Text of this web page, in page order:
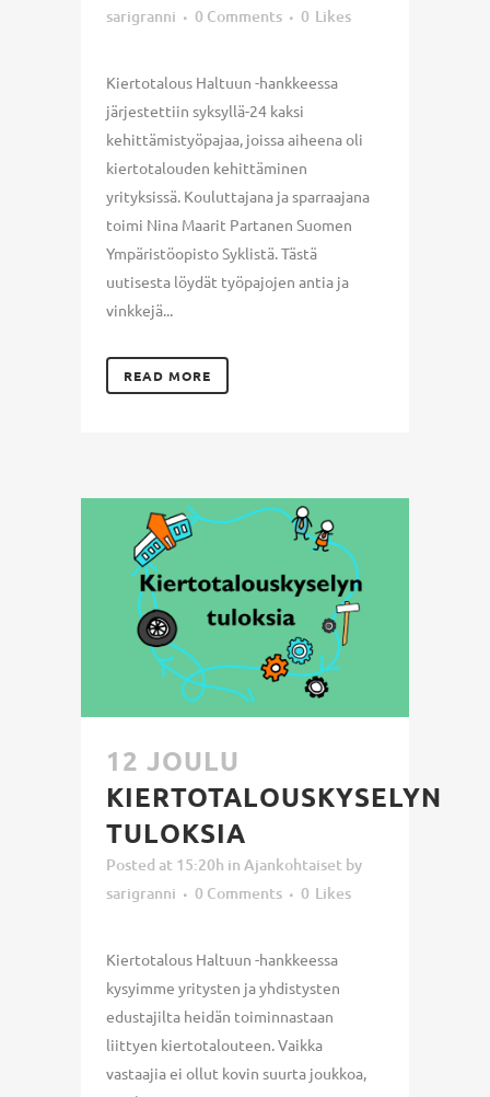
sarigranni
0 Comments 0 Likes
Kiertotalous Haltuun -hankkeessa
järjestettiin syksyllä-24 kaksi
kehittämistyöpajaa, joissa aiheena oli
kiertotalouden kehittäminen
yrityksissä. Kouluttajana ja sparraajana
toimi Nina Maarit Partanen Suomen
Ympäristöopisto Syklistä. Tästä
uutisesta löydät työpajojen antia ja
vinkkejä...
READ MORE
12 JOULU
KIERTOTALOUSKYSELYN
TULOKSIA
Posted at 15:20h in Ajankohtaiset by
sarigranni
0 Comments 0 Likes
Kiertotalous Haltuun -hankkeessa
kysyimme yritysten ja yhdistysten
edustajilta heidän toiminnastaan
liittyen kiertotalouteen. Vaikka
vastaajia ei ollut kovin suurta joukkoa,